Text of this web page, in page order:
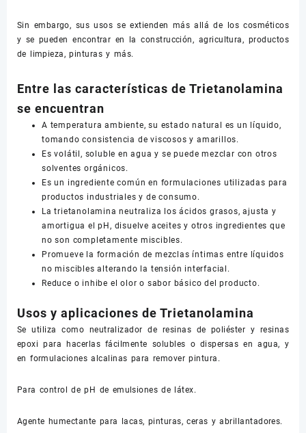
Sin embargo, sus usos se extienden más allá de los cosméticos
y se pueden encontrar en la construcción, agricultura, productos
de limpieza, pinturas y más.
Entre las características de Trietanolamina
se encuentran
A temperatura ambiente, su estado natural es un líquido,
tomando consistencia de viscosos y amarillos.
Es volátil, soluble en agua y se puede mezclar con otros
solventes orgánicos.
Es un ingrediente común en formulaciones utilizadas para
productos industriales y de consumo.
La trietanolamina neutraliza los ácidos grasos, ajusta y
amortigua el pH, disuelve aceites y otros ingredientes que
no son completamente miscibles.
Promueve la formación de mezclas íntimas entre líquidos
no miscibles alterando la tensión interfacial.
Reduce o inhibe el olor o sabor básico del producto.
Usos y aplicaciones de Trietanolamina
Se utiliza como neutralizador de resinas de poliéster y resinas
epoxi para hacerlas fácilmente solubles o dispersas en agua, y
en formulaciones alcalinas para remover pintura.
Para control de pH de emulsiones de látex.
Agente humectante para lacas, pinturas, ceras y abrillantadores.